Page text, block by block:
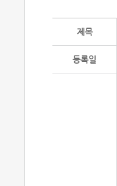
제목
등록일